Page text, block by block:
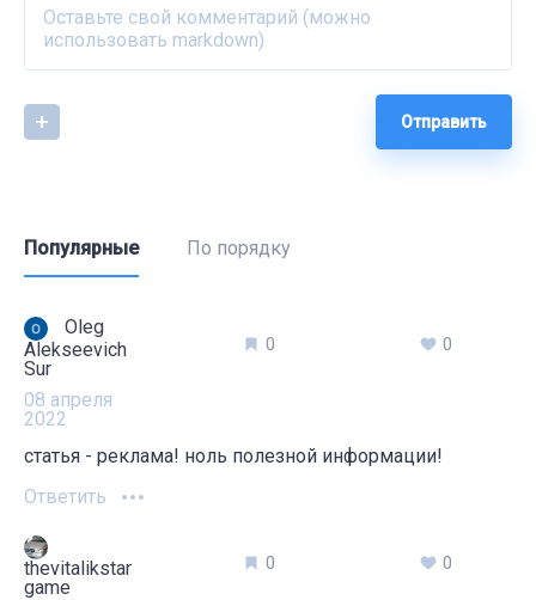
Отправить
Популярные По порядку
Oleg
Alekseevich
Sur
08 апреля
2022
0 0
статья - реклама! ноль полезной информации!
Ответить
thevitalikstar
game
0 0